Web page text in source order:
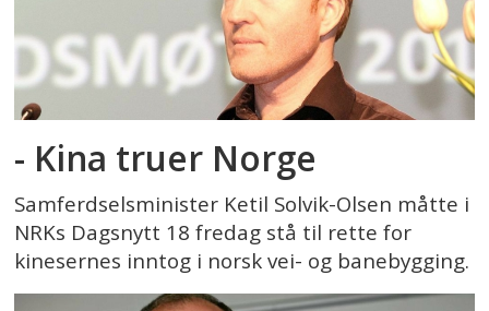
- Kina truer Norge
Samferdselsminister Ketil Solvik-Olsen måtte i
NRKs Dagsnytt 18 fredag stå til rette for
kinesernes inntog i norsk vei- og banebygging.